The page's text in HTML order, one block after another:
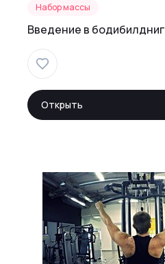
Набор массы
Введение в бодибилдниг
Открыть